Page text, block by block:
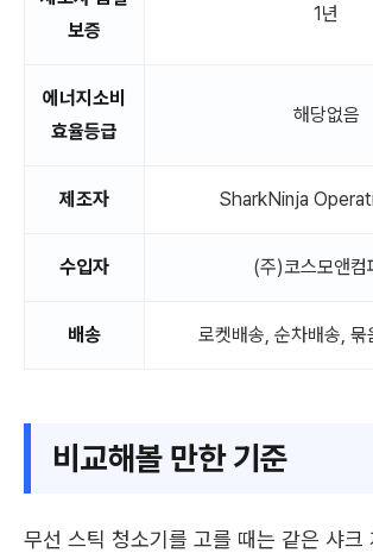
보증
1년
에너지소비
효율등급
해당없음
제조자 SharkNinja
수입자 (주)코스모앤컴
배송 로켓배송, 순차배송, 묶
비교해볼 만한 기준
무선 스틱 청소기를 고를 때는 같은 샤크